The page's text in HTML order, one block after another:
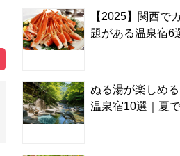
【2025】関西で
題がある温泉宿6
ぬる湯が楽しめ
温泉宿10選｜夏